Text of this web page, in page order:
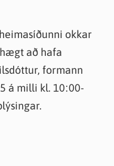
okkar
að hafa
formann
á milli kl. 10:00-